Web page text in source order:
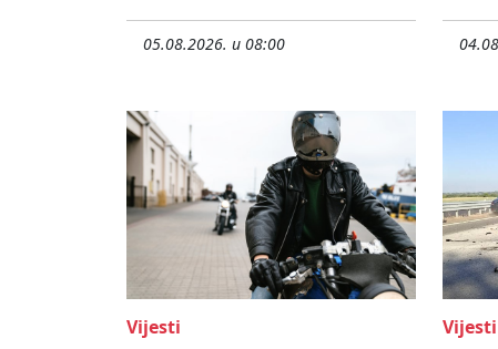
05.08.2026. u 08:00
Vijesti Vijesti